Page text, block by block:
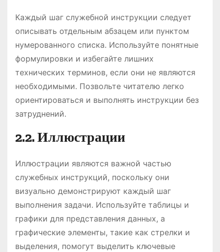
Каждый шаг служебной инструкции следует
описывать отдельным абзацем или пунктом
нумерованного списка. Используйте понятные
формулировки и избегайте лишних
технических терминов, если они не являются
необходимыми. Позвольте читателю легко
ориентироваться и выполнять инструкции без
затруднений.
2.2. Иллюстрации
Иллюстрации являются важной частью
служебных инструкций, поскольку они
визуально демонстрируют каждый шаг
выполнения задачи. Используйте таблицы и
графики для представления данных, а
графические элементы, такие как стрелки и
выделения, помогут выделить ключевые